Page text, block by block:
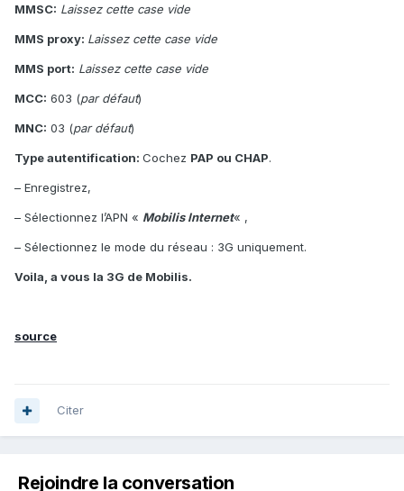
MMSC: Laissez cette case vide
MMS proxy: Laissez cette case vide
MMS port: Laissez cette case vide
MCC: 603 (par défaut)
MNC: 03 (par défaut)
Type autentification: Cochez PAP ou CHAP.
– Enregistrez,
– Sélectionnez l’APN « Mobilis Internet« ,
– Sélectionnez le mode du réseau : 3G uniquement.
Voila, a vous la 3G de Mobilis.
source
Citer
Rejoindre la conversation